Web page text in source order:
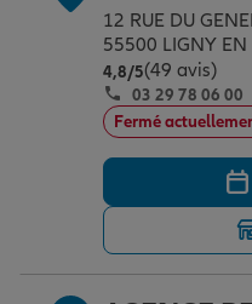
12 RUE DU
55500 LIGNY EN
4,8/5Note de 4.8 sur 5
(49 avis)
03 29 78 06 00
Fermé